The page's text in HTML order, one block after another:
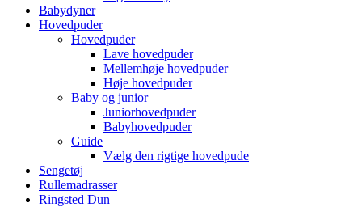
Babydyner
Hovedpuder
Hovedpuder
Lave hovedpuder
Mellemhøje hovedpuder
Høje hovedpuder
Baby og junior
Juniorhovedpuder
Babyhovedpuder
Guide
Vælg den rigtige hovedpude
Sengetøj
Rullemadrasser
Ringsted Dun